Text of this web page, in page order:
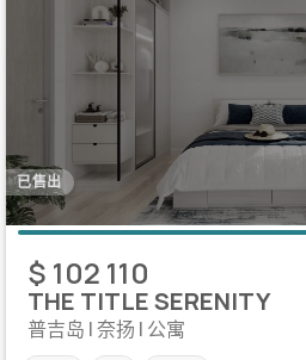
已售出
$ 102 110
THE TITLE SERENITY
普吉岛 | 奈扬 | 公寓